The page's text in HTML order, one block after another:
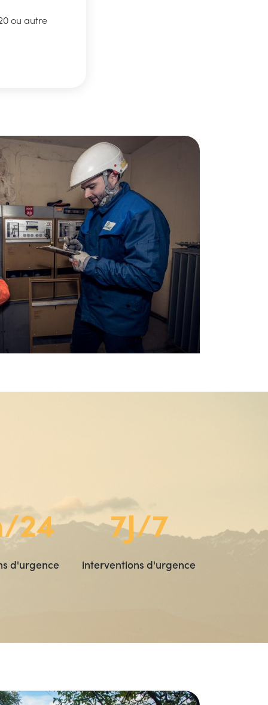
ou autre
24
d'urgence
7J/7
interventions d'urgence